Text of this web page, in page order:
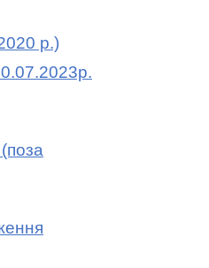
р.)